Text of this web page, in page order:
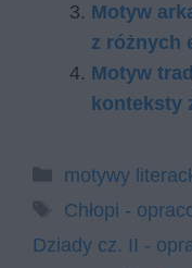
Motyw
z różnych
Motyw
konteksty
Kategorie
motywy
Tagi
Chłopi -
Dziady cz. II -